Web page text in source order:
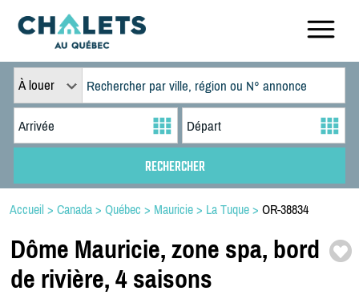
À louer
Accueil > Canada > Québec > Mauricie > La Tuque > OR-38834
Dôme Mauricie, zone spa, bord
de rivière, 4 saisons